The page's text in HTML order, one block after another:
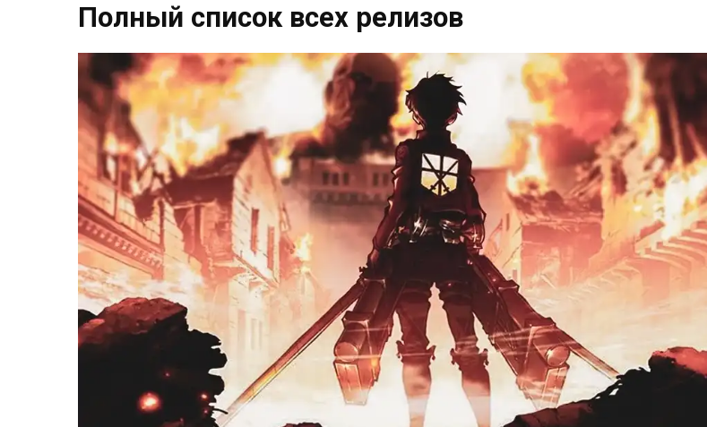
Полный список всех релизов